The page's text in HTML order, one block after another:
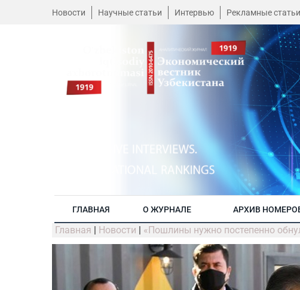
Новости Научные статьи Интервью Рекламные статьи
ГЛАВНАЯ О ЖУРНАЛЕ АРХИВ
Главная | Новости | «Пошлины нужно постепенно